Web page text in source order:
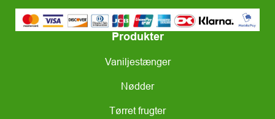
Produkter
Vaniljestænger
Nødder
Tørret frugter